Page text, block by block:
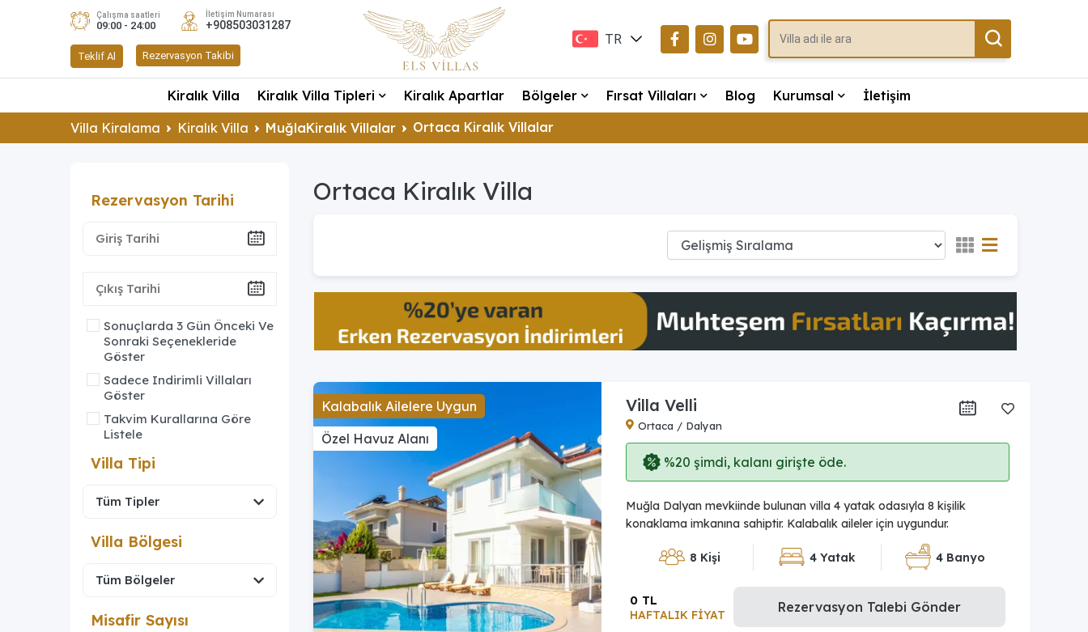
Çalışma saatleri
09:00 - 24:00
İletişim Numarası
+908503031287
Teklif Al Rezervasyon Takibi
TR
DE
Kiralık Villa Kiralık Villa Tipleri Kiralık Apartlar Bölgeler Fırsat Villaları Blog Kurumsal
İletişim
Villa Kiralama
Kiralık Villa MuğlaKiralık Villalar Ortaca Kiralık Villalar
Rezervasyon Tarihi
Sonuçlarda 3 Gün Önceki Ve
Sonraki Seçenekleride
Göster
Sadece Indirimli Villaları
Göster
Takvim Kurallarına Göre
Listele
Villa Tipi
Villa Bölgesi
Misafir Sayısı
Ortaca Kiralık Villa
Kalabalık Ailelere Uygun
Özel Havuz Alanı
Villa Velli
Ortaca / Dalyan
%20 şimdi, kalanı girişte öde.
Muğla Dalyan mevkiinde bulunan villa 4 yatak odasıyla 8 kişilik
konaklama imkanına sahiptir. Kalabalık aileler için uygundur.
8 Kişi 4 Yatak 4 Banyo
HAFTALIK FİYAT
0 TL Rezervasyon Talebi Gönder